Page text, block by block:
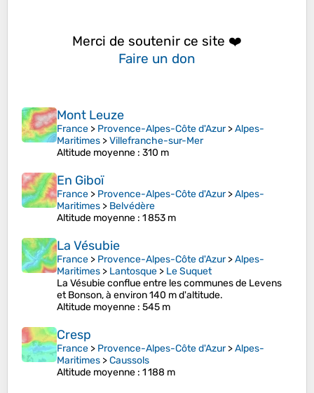
Merci de soutenir ce site ❤️
Faire un don
Mont Leuze
France > Provence-Alpes-Côte d'Azur>Alpes-
Maritimes >Villefranche-sur-Mer
Altitude moyenne : 310 m
En Giboï
France > Provence-Alpes-Côte d'Azur>Alpes-
Maritimes > Belvédère
Altitude moyenne : 1 853 m
La Vésubie
France > Provence-Alpes-Côte d'Azur>Alpes-
Maritimes > Lantosque > Le Suquet
La Vésubie conflue entre les communes de Levens
et Bonson, à environ 140 m d'altitude.
Altitude moyenne : 545 m
Cresp
France > Provence-Alpes-Côte d'Azur>Alpes-
Maritimes >Caussols
Altitude moyenne : 1 188 m